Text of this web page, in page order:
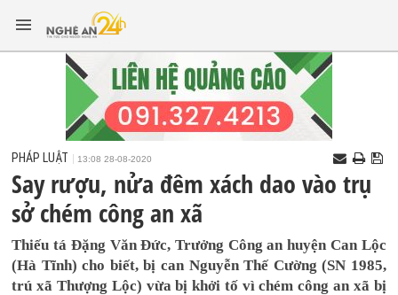
PHÁP LUẬT 13:08 28-08-2020
Say rượu, nửa đêm xách dao vào trụ
sở chém công an xã
Thiếu tá Đặng Văn Đức, Trưởng Công an huyện Can Lộc
(Hà Tĩnh) cho biết, bị can Nguyễn Thế Cường (SN 1985,
trú xã Thượng Lộc) vừa bị khởi tố vì chém công an xã bị